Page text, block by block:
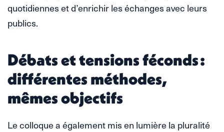
quotidiennes et d’enrichir les échanges avec leurs
publics.
Débats et tensions féconds :
différentes méthodes,
mêmes objectifs
Le colloque a également mis en lumière la pluralité